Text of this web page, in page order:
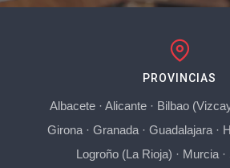
PROVINCIAS
Albacete· Alicante· Bilbao
Girona· Granada· Guadalajara·
Logroño (La Rioja) · Murcia·